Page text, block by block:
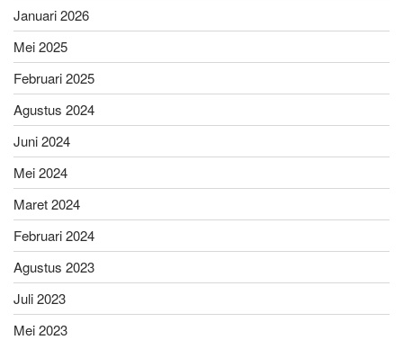
Januari 2026
Mei 2025
Februari 2025
Agustus 2024
Juni 2024
Mei 2024
Maret 2024
Februari 2024
Agustus 2023
Juli 2023
Mei 2023